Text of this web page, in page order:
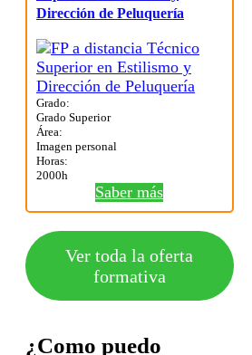
Dirección de Peluquería
Grado:
Grado Superior
Área:
Imagen personal
Horas:
2000h
Saber más
Ver toda la oferta
formativa
¿Como puedo